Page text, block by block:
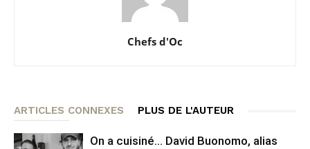
Chefs d'Oc
ARTICLES CONNEXES PLUS DE L'AUTEUR
On a cuisiné… David Buonomo, alias